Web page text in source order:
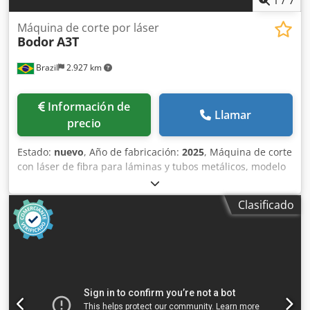
Brazil 2.927 km
Máquina de corte por láser
BodorA3T
Información de
precio
Llamar
Estado: nuevo, Año de fabricación: 2025, Máquina de corte
con láser de fibra para láminas y tubos metálicos, modelo
básico. Una máquina con dos usos. La serie AT corta tanto
láminas como tubos metálicos. La mesa de corte modular,
con refuerzos, ahorra tiempo de desmontaje y mejora la
comodidad y la rigidez. El sistema de sujeción de la
máquina de corte es práctico, fácil y rápido, con un tiempo
láser de fibra pueden detectar obstáculos salientes para
Clasificado